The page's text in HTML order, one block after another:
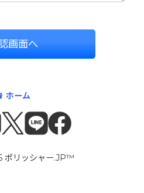
画面へ
ホーム
リッシャー.JP™